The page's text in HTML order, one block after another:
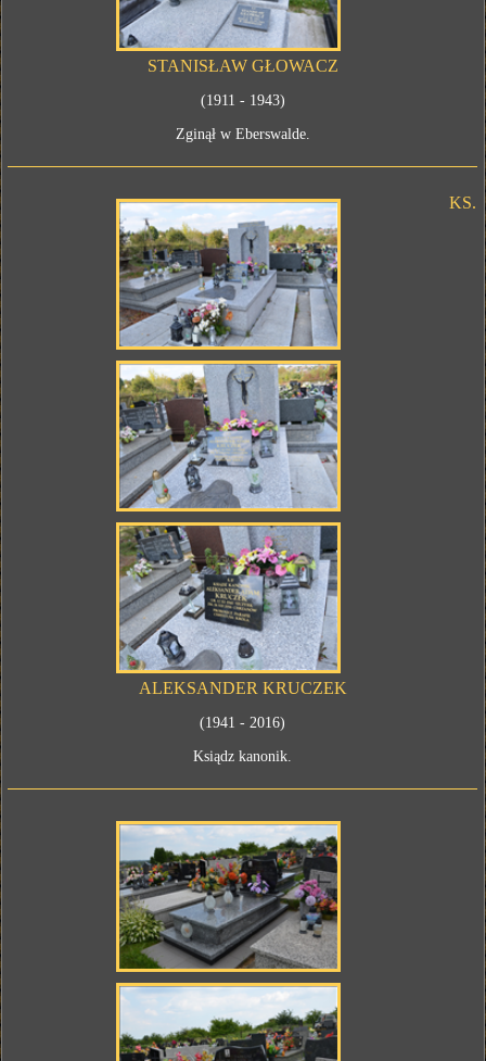
STANISŁAW GŁOWACZ
(1911 - 1943)
Zginął w Eberswalde.
KS.
ALEKSANDER KRUCZEK
(1941 - 2016)
Ksiądz kanonik.